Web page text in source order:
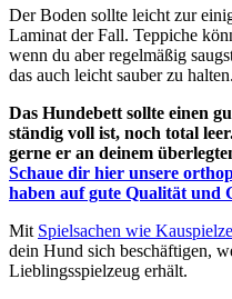
Der Boden sollte leicht zur
Laminat der Fall. Teppiche
wenn du aber regelmäßig
das auch leicht sauber zu halten.
Das Hundebett sollte einen
ständig voll ist, noch total
gerne er an deinem
Schaue dir hier unsere
haben auf gute Qualität und
Mit Spielsachen wie
dein Hund sich beschäftigen,
Lieblingsspielzeug erhält.